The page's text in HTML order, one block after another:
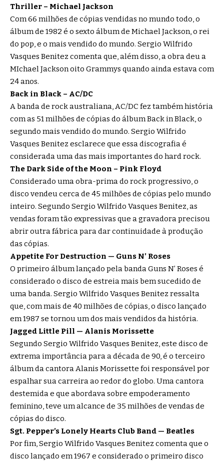
Thriller – Michael Jackson
Com 66 milhões de cópias vendidas no mundo todo, o
álbum de 1982 é o sexto álbum de Michael Jackson, o rei
do pop, e o mais vendido do mundo. Sergio Wilfrido
Vasques Benitez comenta que, além disso, a obra deu a
MIchael Jackson oito Grammys quando ainda estava com
24 anos.
Back in Black – AC/DC
A banda de rock australiana, AC/DC fez também história
com as 51 milhões de cópias do álbum Back in Black, o
segundo mais vendido do mundo. Sergio Wilfrido
Vasques Benitez esclarece que essa discografia é
considerada uma das mais importantes do hard rock.
The Dark Side of the Moon – Pink Floyd
Considerado uma obra-prima do rock progressivo, o
disco vendeu cerca de 45 milhões de cópias pelo mundo
inteiro. Segundo Sergio Wilfrido Vasques Benitez, as
vendas foram tão expressivas que a gravadora precisou
abrir outra fábrica para dar continuidade à produção
das cópias.
Appetite For Destruction — Guns N’ Roses
O primeiro álbum lançado pela banda Guns N’ Roses é
considerado o disco de estreia mais bem sucedido de
uma banda. Sergio Wilfrido Vasques Benitez ressalta
que, com mais de 40 milhões de cópias, o disco lançado
em 1987 se tornou um dos mais vendidos da história.
Jagged Little Pill — Alanis Morissette
Segundo Sergio Wilfrido Vasques Benitez, este disco de
extrema importância para a década de 90, é o terceiro
álbum da cantora Alanis Morissette foi responsável por
espalhar sua carreira ao redor do globo. Uma cantora
destemida e que abordava sobre empoderamento
feminino, teve um alcance de 35 milhões de vendas de
cópias do disco.
Sgt. Pepper’s Lonely Hearts Club Band — Beatles
Por fim, Sergio Wilfrido Vasques Benitez comenta que o
disco lançado em 1967 e considerado o primeiro disco